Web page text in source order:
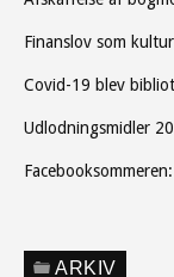
Finanslov som
Covid-19 blev
Udlodningsmidler
ARKIV